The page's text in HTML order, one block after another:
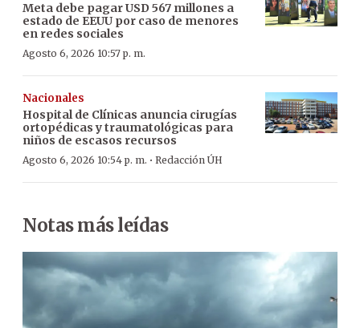
Meta debe pagar USD 567 millones a
estado de EEUU por caso de menores
en redes sociales
Agosto 6, 2026 10:57 p. m.
Nacionales
Hospital de Clínicas anuncia cirugías
ortopédicas y traumatológicas para
niños de escasos recursos
Agosto 6, 2026 10:54 p. m. · Redacción ÚH
Notas más leídas